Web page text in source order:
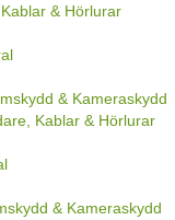
& Hörlurar
& Kameraskydd
Kablar & Hörlurar
& Kameraskydd